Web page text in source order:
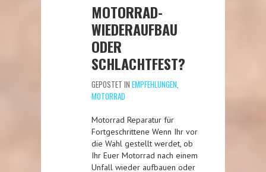
MOTORRAD-
WIEDERAUFBAU
ODER
SCHLACHTFEST?
GEPOSTET IN EMPFEHLUNGEN
MOTORRAD
Motorrad Reparatur für
Fortgeschrittene Wenn Ihr vor
die Wahl gestellt werdet, ob
Ihr Euer Motorrad nach einem
Unfall wieder aufbauen oder